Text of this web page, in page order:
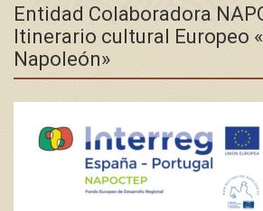
Entidad Colaboradora
Itinerario cultural Europeo
Napoleón»